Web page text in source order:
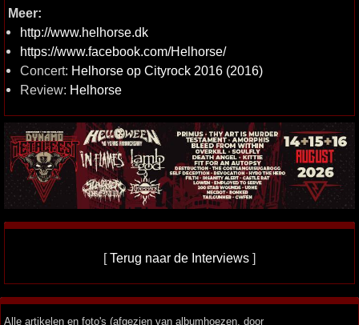
Meer:
http://www.helhorse.dk
https://www.facebook.com/Helhorse/
Concert: Helhorse op Cityrock 2016 (2016)
Review: Helhorse
[Terug naar de Interviews ]
Alle artikelen en foto's (afgezien van albumhoezen, door